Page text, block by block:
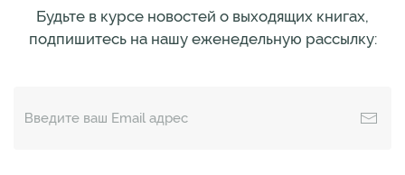
Будьте в курсе новостей о выходящих книгах,
подпишитесь на нашу еженедельную рассылку: